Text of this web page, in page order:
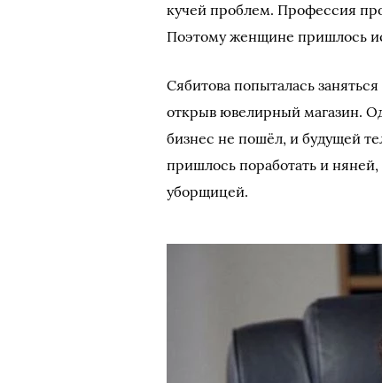
кучей проблем. Профессия
Поэтому женщине пришлось
Сябитова попыталась
открыв ювелирный магазин.
бизнес не пошёл, и будущей
пришлось поработать и
уборщицей.